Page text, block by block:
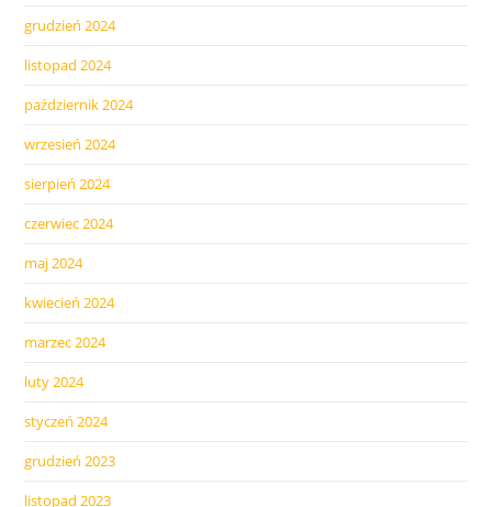
grudzień 2024
listopad 2024
październik 2024
wrzesień 2024
sierpień 2024
czerwiec 2024
maj 2024
kwiecień 2024
marzec 2024
luty 2024
styczeń 2024
grudzień 2023
listopad 2023